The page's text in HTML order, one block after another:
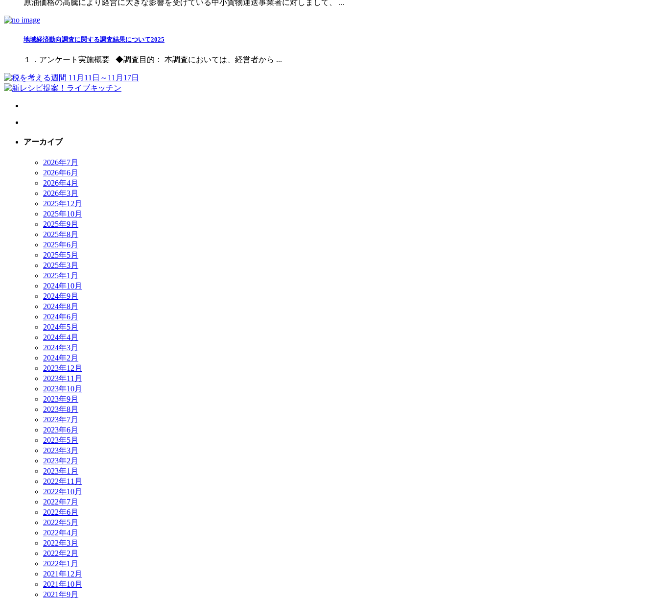
原油価格の高騰により経営に大きな影響を受けている中小貨物運送事業者に対しまして、 ...
地域経済動向調査に関する調査結果について2025
１．アンケート実施概要 ◆調査目的： 本調査においては、経営者から ...
アーカイブ
2026年7月
2026年6月
2026年4月
2026年3月
2025年12月
2025年10月
2025年9月
2025年8月
2025年6月
2025年5月
2025年3月
2025年1月
2024年10月
2024年9月
2024年8月
2024年6月
2024年5月
2024年4月
2024年3月
2024年2月
2023年12月
2023年11月
2023年10月
2023年9月
2023年8月
2023年7月
2023年6月
2023年5月
2023年3月
2023年2月
2023年1月
2022年11月
2022年10月
2022年7月
2022年6月
2022年5月
2022年4月
2022年3月
2022年2月
2022年1月
2021年12月
2021年10月
2021年9月